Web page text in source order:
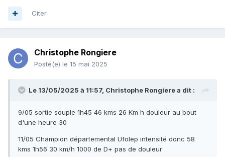
Citer
Christophe Rongiere
Posté(e) le 15 mai 2025
Le 13/05/2025 à 11:57, Christophe Rongierea dit :
9/05 sortie souple 1h45 46 kms 26 Km h douleur au bout
d'une heure 30
11/05 Champion départemental Ufolep intensité donc 58
kms 1h56 30 km/h 1000 de D+ pas de douleur